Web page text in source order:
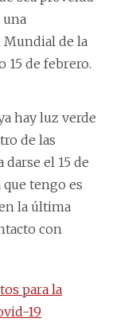
una
Mundial de la
15 de febrero.
hay luz verde
de las
darse el 15 de
tengo es
la última
con
para la
19